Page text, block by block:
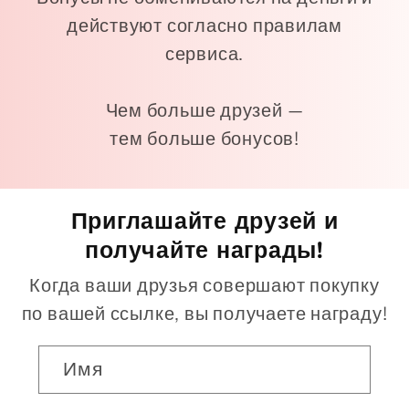
действуют согласно правилам
сервиса.
Чем больше друзей —
тем больше бонусов!
Приглашайте друзей и
получайте награды!
Когда ваши друзья совершают покупку
по вашей ссылке, вы получаете награду!
Имя